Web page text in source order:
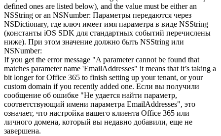
defined ones are listed below), and the value must be either an
NSString or an NSNumber: Параметры передаются через
NSDictionary, где ключ имеет имя параметра в виде NSString
(константы iOS SDK для стандартных событий перечислены
ниже). При этом значение должно быть NSString или
NSNumber:
If you get the error message "A parameter cannot be found that
matches parameter name 'EmailAddresses" it means that it’s taking a
bit longer for Office 365 to finish setting up your tenant, or your
custom domain if you recently added one. Если вы получили
сообщение об ошибке "Не удается найти параметр,
соответствующий имени параметра EmailAddresses", это
означает, что настройка вашего клиента Office 365 или
личного домена, который вы недавно добавили, еще не
завершена.